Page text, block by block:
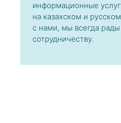
информационные
на казахском и
с нами, мы всегда
сотрудничеству.